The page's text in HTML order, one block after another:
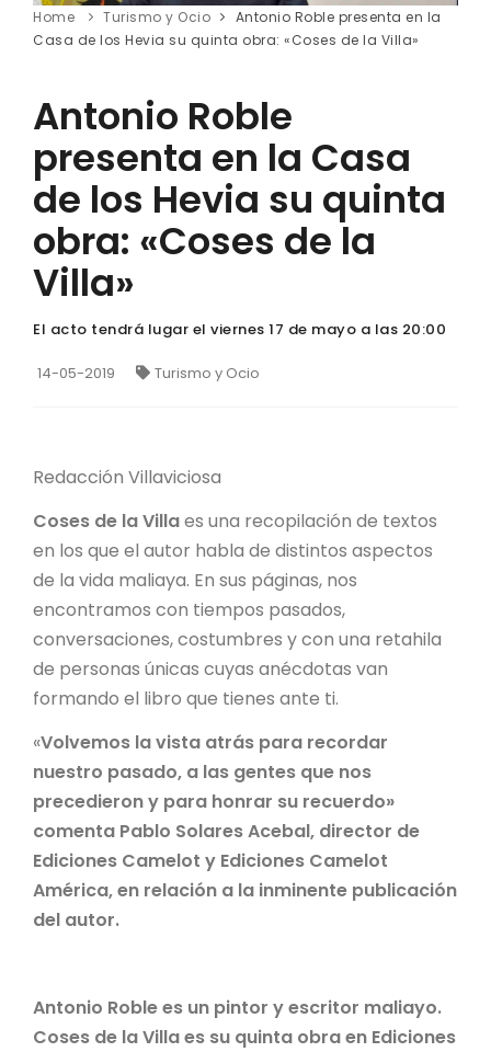
Home Turismo y Ocio
Antonio Roble presenta en la
Casa de los Hevia su quinta obra: «Coses de la Villa»
Antonio Roble
presenta en la Casa
de los Hevia su quinta
obra: «Coses de la
Villa»
El acto tendrá lugar el viernes 17 de mayo a las 20:00
14-05-2019 Turismo y Ocio
Redacción Villaviciosa
Coses de la Villaes una recopilación de textos
en los que el autor habla de distintos aspectos
de la vida maliaya. En sus páginas, nos
encontramos con tiempos pasados,
conversaciones, costumbres y con una retahila
de personas únicas cuyas anécdotas van
formando el libro que tienes ante ti.
«Volvemos la vista atrás para recordar
nuestro pasado, a las gentes que nos
precedieron y para honrar su recuerdo»
comenta Pablo Solares Acebal, director de
Ediciones Camelot y Ediciones Camelot
América, en relación a la inminente publicación
del autor.
Antonio Roble es un pintor y escritor maliayo.
Coses de la Villa es su quinta obra en Ediciones